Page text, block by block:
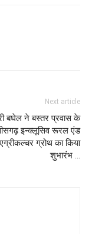
Next article
बघेल ने बस्तर प्रवास के
इन्क्लूसिव रूरल एंड
ग्रोथ का किया
शुभारंभ …